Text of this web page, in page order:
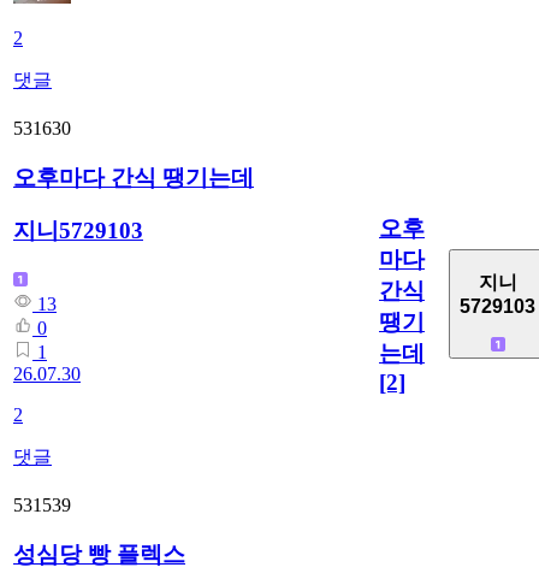
2
댓글
531630
오후마다 간식 땡기는데
지니5729103
13
0
1
26.07.30
2
댓글
오후
마다
간식
땡기
는데
[2]
지니
5729103
531539
성심당 빵 플렉스